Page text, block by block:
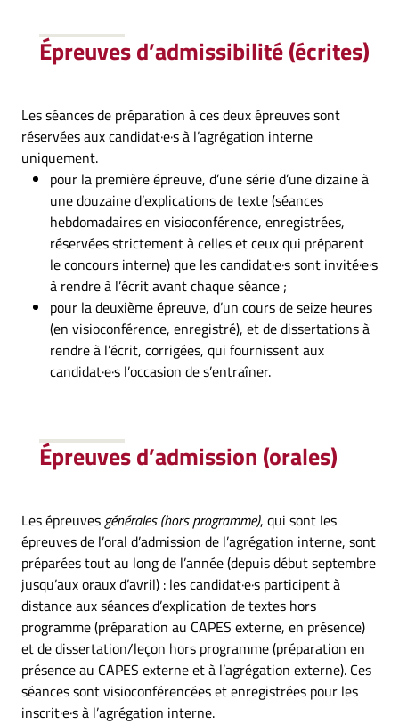
Épreuves d’admissibilité (écrites)
Les séances de préparation à ces deux épreuves sont
réservées aux candidat·e·s à l’agrégation interne
uniquement.
pour la première épreuve, d’une série d’une dizaine à
une douzaine d’explications de texte (séances
hebdomadaires en visioconférence, enregistrées,
réservées strictement à celles et ceux qui préparent
le concours interne) que les candidat·e·s sont invité·e·s
à rendre à l’écrit avant chaque séance ;
pour la deuxième épreuve, d’un cours de seize heures
(en visioconférence, enregistré), et de dissertations à
rendre à l’écrit, corrigées, qui fournissent aux
candidat·e·s l’occasion de s’entraîner.
Épreuves d’admission (orales)
Les épreuvesgénérales (hors programme), qui sont les
épreuves de l’oral d’admission de l’agrégation interne, sont
préparées tout au long de l’année (depuis début septembre
jusqu’aux oraux d’avril) : les candidat·e·s participent à
distance aux séances d’explication de textes hors
programme (préparation au CAPES externe, en présence)
et de dissertation/leçon hors programme (préparation en
présence au CAPES externe et à l’agrégation externe). Ces
séances sont visioconférencées et enregistrées pour les
inscrit·e·s à l’agrégation interne.